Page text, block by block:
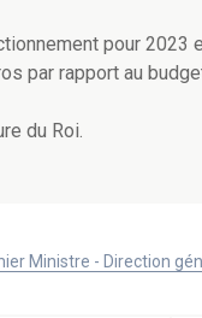
pour
par rapport au
du Roi.
Ministre - Direction